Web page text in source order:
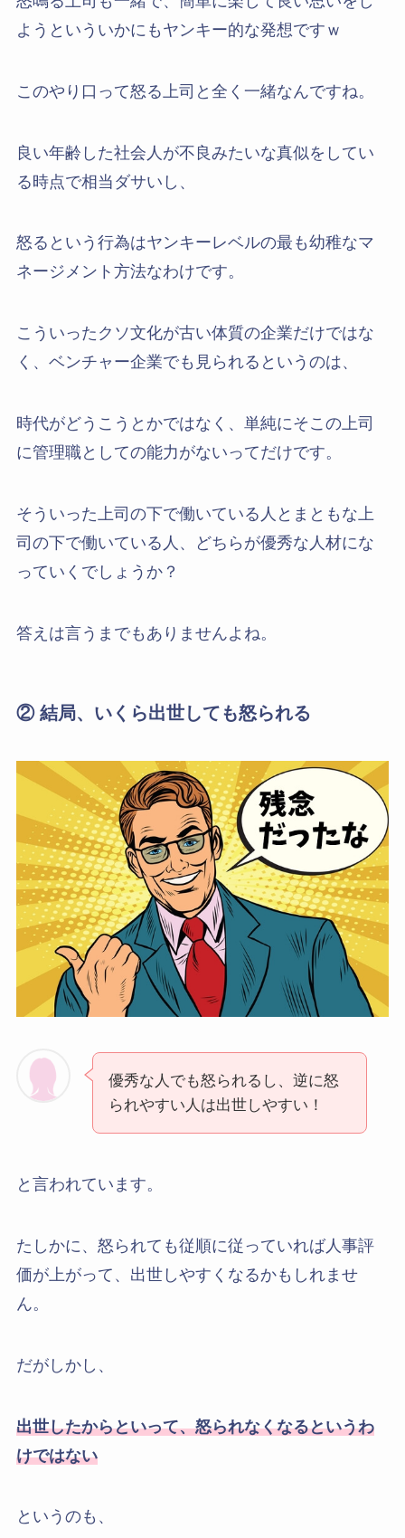
ようといういかにもヤンキー的な発想ですｗ
このやり口って怒る上司と全く一緒なんですね。
良い年齢した社会人が不良みたいな真似をしてい
る時点で相当ダサいし、
怒るという行為はヤンキーレベルの最も幼稚なマ
ネージメント方法なわけです。
こういったクソ文化が古い体質の企業だけではな
く、ベンチャー企業でも見られるというのは、
時代がどうこうとかではなく、単純にそこの上司
に管理職としての能力がないってだけです。
そういった上司の下で働いている人とまともな上
司の下で働いている人、どちらが優秀な人材にな
っていくでしょうか？
答えは言うまでもありませんよね。
② 結局、いくら出世しても怒られる
優秀な人でも怒られるし、逆に怒
られやすい人は出世しやすい！
と言われています。
たしかに、怒られても従順に従っていれば人事評
価が上がって、出世しやすくなるかもしれませ
ん。
だがしかし、
出世したからといって、怒られなくなるというわ
けではない
というのも、